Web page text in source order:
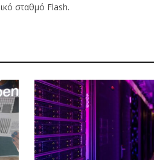
σταθμό Flash.